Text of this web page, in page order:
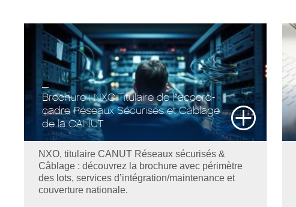
Brochure : NXO Titulaire de l’accord-
cadre Réseaux Sécurisés et Câblage
de la CANUT
NXO, titulaire CANUT Réseaux sécurisés &
Câblage : découvrez la brochure avec périmètre
des lots, services d’intégration/maintenance et
couverture nationale.